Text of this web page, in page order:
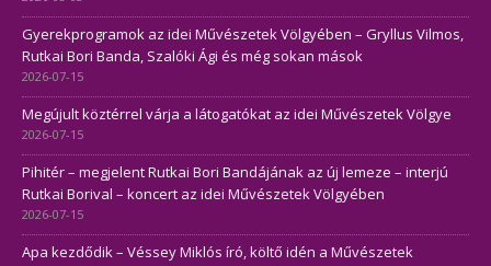
Gyerekprogramok az idei Művészetek Völgyében – Gryllus Vilmos,
Rutkai Bori Banda, Szalóki Ági és még sokan mások
2026-07-15
Megújult köztérrel várja a látogatókat az idei Művészetek Völgye
2026-07-15
Pihitér – megjelent Rutkai Bori Bandájának az új lemeze – interjú
Rutkai Borival – koncert az idei Művészetek Völgyében
2026-07-15
Apa kezdődik – Véssey Miklós író, költő idén a Művészetek